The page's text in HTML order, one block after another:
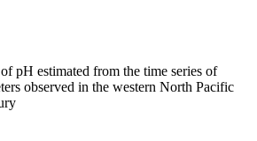
pH estimated from the time series of
observed in the western North Pacific